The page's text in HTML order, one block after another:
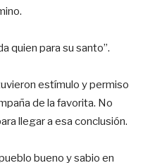
quien para su santo”.
estímulo y permiso
de la favorita. No
llegar a esa conclusión.
bueno y sabio en